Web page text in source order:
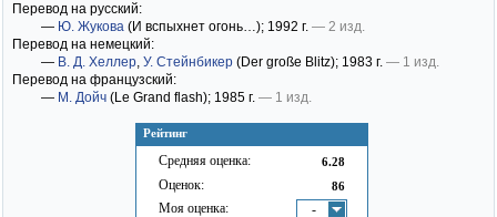
Рейтинг
Средняя оценка: 6.28
Оценок: 86
Моя оценка: -
Перевод на русский:
— Ю. Жукова (И вспыхнет огонь…); 1992 г. — 2 изд.
Перевод на немецкий:
— В. Д. Хеллер, У. Стейнбикер (Der große Blitz); 1983 г. — 1 изд.
Перевод на французский:
— М. Дойч (Le Grand flash); 1985 г. — 1 изд.